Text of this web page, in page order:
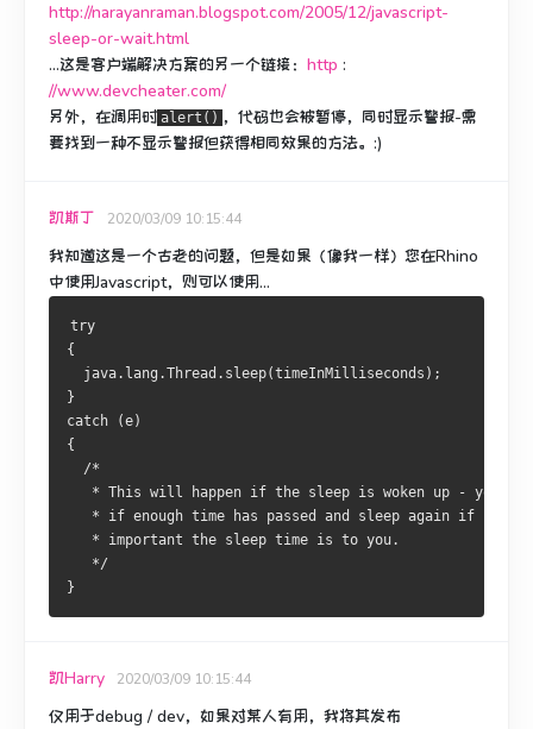
http://narayanraman.blogspot.com/2005/12/javascript-
sleep-or-wait.html
...这是客户端解决方案的另一个链接： http :
//www.devcheater.com/
另外，在调用时 alert() ，代码也会被暂停，同时显示警报-需
要找到一种不显示警报但获得相同效果的方法。 :)
凯斯丁 2020/03/09 10:15:44
我知道这是一个古老的问题，但是如果（像我一样）您在Rhino
中使用Javascript，则可以使用...
try
{
  java.lang.Thread.sleep(timeInMilliseconds);
}
catch (e)
{
  /*
* This will happen if the sleep is woken up - you
* if enough time has passed and sleep again if not -
   * important the sleep time is to you.
   */
}
凯Harry 2020/03/09 10:15:44
仅用于debug / dev，如果对某人有用，我将其发布